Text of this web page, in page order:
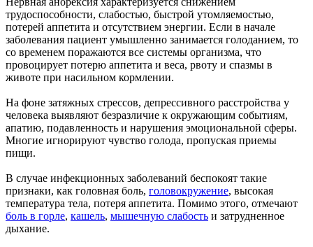
трудоспособности, слабостью, быстрой утомляемостью,
потерей аппетита и отсутствием энергии. Если в начале
заболевания пациент умышленно занимается голоданием, то
со временем поражаются все системы организма, что
провоцирует потерю аппетита и веса, рвоту и спазмы в
животе при насильном кормлении.
На фоне затяжных стрессов, депрессивного расстройства у
человека выявляют безразличие к окружающим событиям,
апатию, подавленность и нарушения эмоциональной сферы.
Многие игнорируют чувство голода, пропуская приемы
пищи.
В случае инфекционных заболеваний беспокоят такие
признаки, как головная боль, головокружение, высокая
температура тела, потеря аппетита. Помимо этого, отмечают
боль в горле, кашель, мышечную слабость и затрудненное
дыхание.